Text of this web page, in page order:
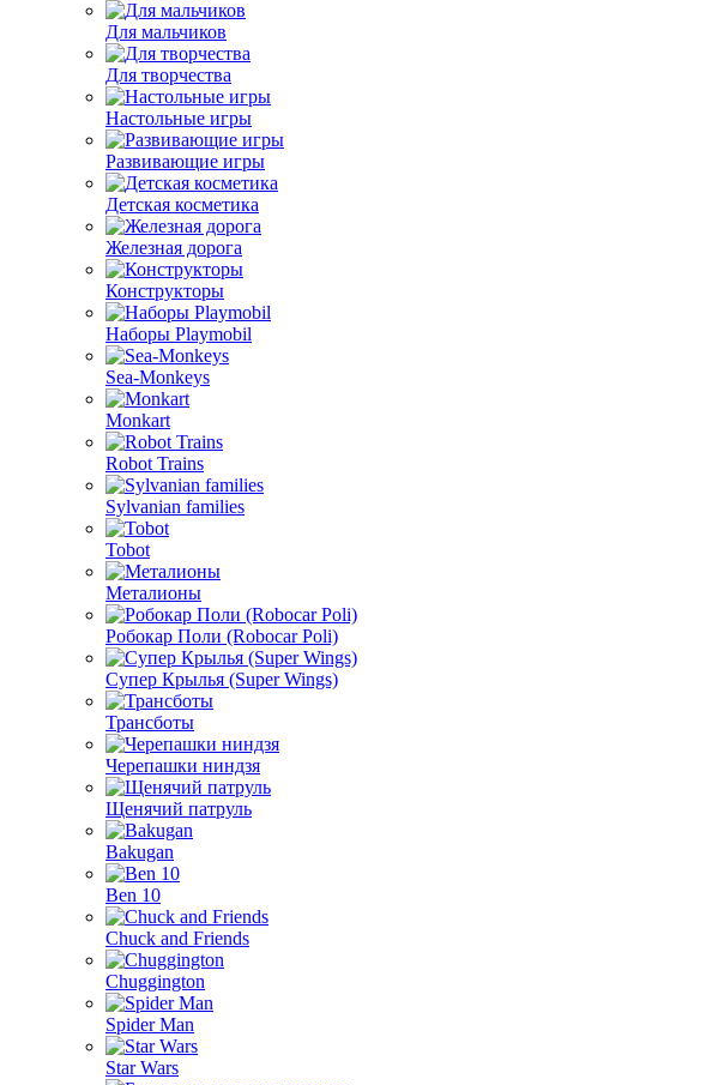
Для мальчиков
Для творчества
Настольные игры
Развивающие игры
Детская косметика
Железная дорога
Конструкторы
Наборы Playmobil
Sea-Monkeys
Monkart
Robot Trains
Sylvanian families
Tobot
Металионы
Робокар Поли (Robocar Poli)
Супер Крылья (Super Wings)
Трансботы
Черепашки ниндзя
Щенячий патруль
Bakugan
Ben 10
Chuck and Friends
Chuggington
Spider Man
Star Wars